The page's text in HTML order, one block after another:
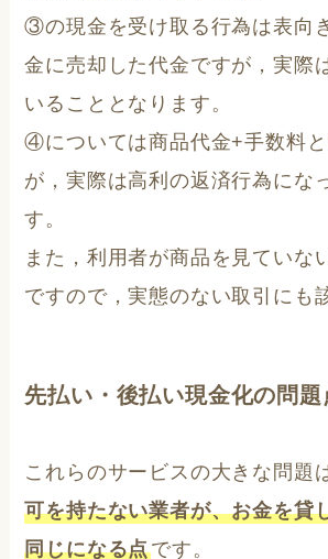
③の現金を受け取る行為は表向
金に売却した代金ですが，実際
いることとなります。
④については商品代金+手数料
が，実際は高利の返済行為にな
す。
また，利用者が商品を見ていな
ですので，実態のない取引にも
先払い・後払い現金化の問題
これらのサービスの大きな問題
可を持たない業者が、お金を貸
同じになる点です。